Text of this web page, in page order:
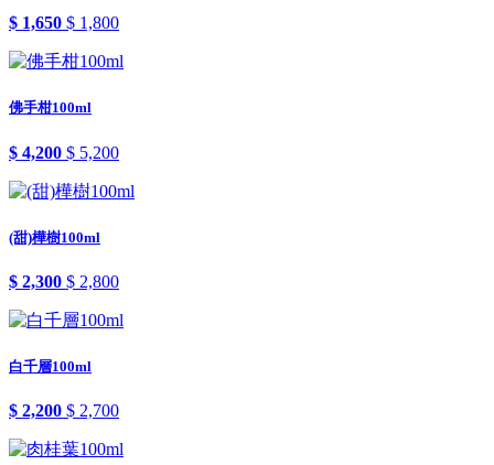
$ 1,650 $ 1,800
佛手柑100ml
$ 4,200 $ 5,200
(甜)樺樹100ml
$ 2,300 $ 2,800
白千層100ml
$ 2,200 $ 2,700